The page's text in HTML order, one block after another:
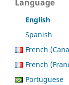
Language
English
Spanish
French
French
Portuguese